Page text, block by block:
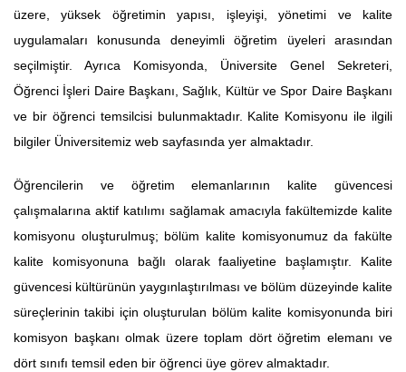
üzere, yüksek öğretimin yapısı, işleyişi, yönetimi ve kalite
uygulamaları konusunda deneyimli öğretim üyeleri arasından
seçilmiştir. Ayrıca Komisyonda, Üniversite Genel Sekreteri,
Öğrenci İşleri Daire Başkanı, Sağlık, Kültür ve Spor Daire Başkanı
ve bir öğrenci temsilcisi bulunmaktadır. Kalite Komisyonu ile ilgili
bilgiler Üniversitemiz web sayfasında yer almaktadır.
Öğrencilerin ve öğretim elemanlarının kalite güvencesi
çalışmalarına aktif katılımı sağlamak amacıyla fakültemizde kalite
komisyonu oluşturulmuş; bölüm kalite komisyonumuz da fakülte
kalite komisyonuna bağlı olarak faaliyetine başlamıştır. Kalite
güvencesi kültürünün yaygınlaştırılması ve bölüm düzeyinde kalite
süreçlerinin takibi için oluşturulan bölüm kalite komisyonunda biri
komisyon başkanı olmak üzere toplam dört öğretim elemanı ve
dört sınıfı temsil eden bir öğrenci üye görev almaktadır.